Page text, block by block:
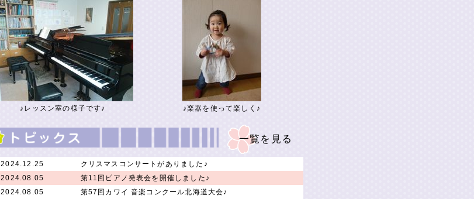
♪レッスン室の様子です♪ ♪楽器を使って楽しく♪
一覧を見る
2024.12.25
クリスマスコンサートがありました♪
2024.08.05
第11回ピアノ発表会を開催しました♪
2024.08.05
第57回カワイ 音楽コンクール北海道大会♪